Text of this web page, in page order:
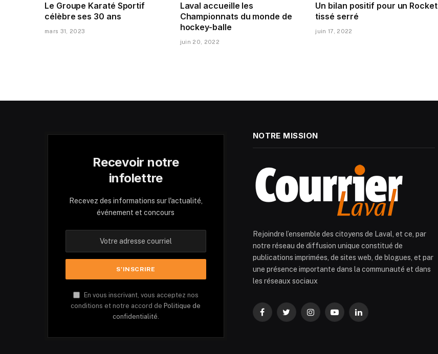
Le Groupe Karaté Sportif
célèbre ses 30 ans
mars 31, 2023
Laval accueille les
Championnats du monde de
hockey-balle
juin 20, 2022
Un bilan positif pour un Rocket
tissé serré
juin 17, 2022
Recevoir notre
infolettre
Recevez des informations sur l'actualité,
événement et concours
En vous inscrivant, vous acceptez nos
conditions et notre accord de Politique de
confidentialité.
NOTRE MISSION
Rejoindre l’ensemble des citoyens de Laval, et ce, par
notre réseau de diffusion unique constitué de
publications imprimées, de sites web, de blogues, et par
une présence importante dans la communauté et dans
les réseaux sociaux
FacebookTwitterInstagramYouTubeLinkedIn